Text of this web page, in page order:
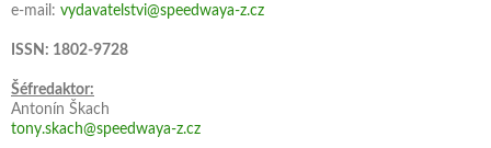
e-mail: vydavatelstvi@speedwaya-z.cz
ISSN: 1802-9728
Šéfredaktor:
Antonín Škach
tony.skach@speedwaya-z.cz